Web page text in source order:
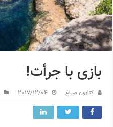
بازی با جرأت!
کتایون صباغ 2017/12/04